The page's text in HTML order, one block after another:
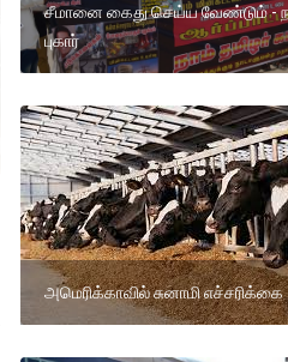
சீமானை கைது செய்ய வேண்டும் -
புகார்
அமெரிக்காவில் சுனாமி எச்சரிக்கை